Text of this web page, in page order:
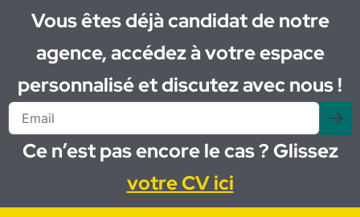
Vous êtes déjà candidat de notre
agence, accédez à votre espace
personnalisé et discutez avec nous !
Ce n’est pas encore le cas ? Glissez
votre CV ici